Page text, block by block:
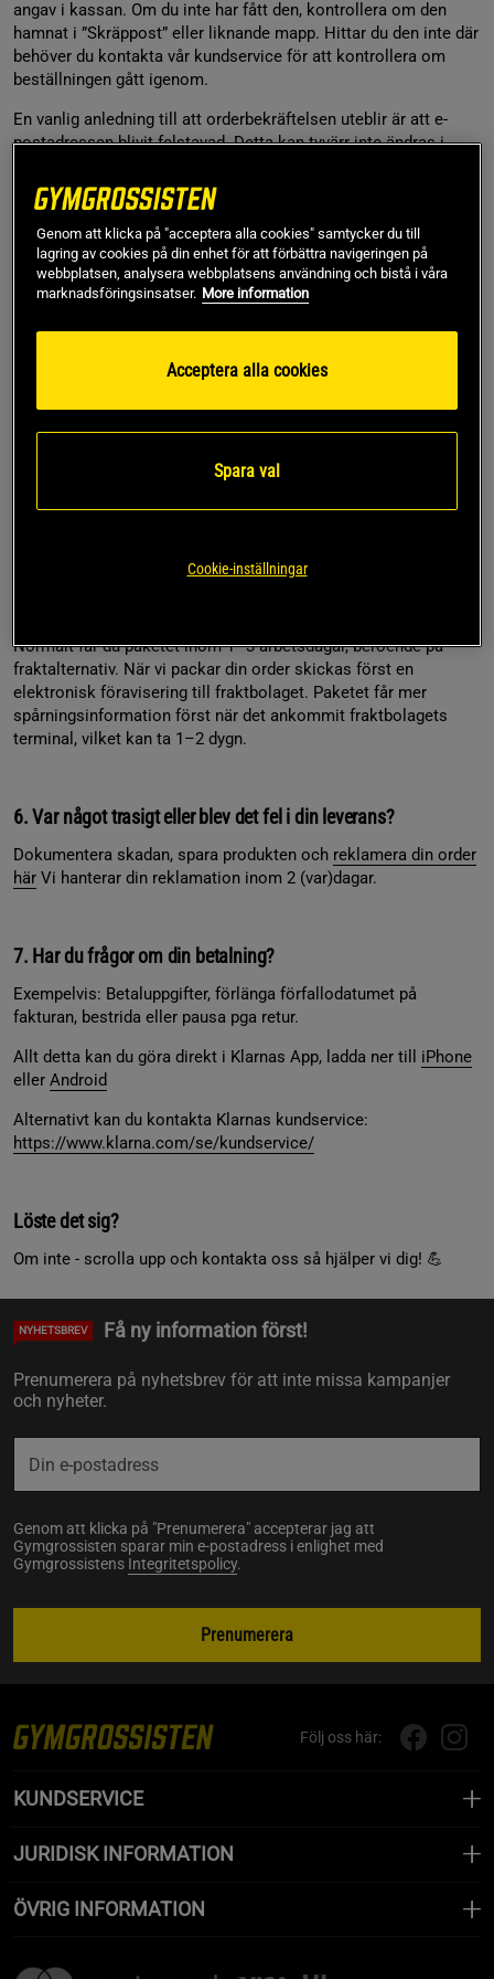
angav i kassan. Om du inte har fått den, kontrollera om den
hamnat i ”Skräppost” eller liknande mapp. Hittar du den inte där
behöver du kontakta vår kundservice för att kontrollera om
beställningen gått igenom.
En vanlig anledning till att orderbekräftelsen uteblir är att e-
postadressen blivit felstavad. Detta kan tyvärr inte ändras i
3. Har du ångrat ditt köp eller vill göra ett byte?
Registrera en retureller läs mer om hur vi hanterar bytenhär
4. Har du frågor om din återbetalning?
Du får alltid en bekräftelse från oss när din retur godkänts.
Återbetalningen utförs av vår betalpartner Klarna med samma
Normalt får du paketet inom 1–3 arbetsdagar, beroende på
fraktalternativ. När vi packar din order skickas först en
elektronisk föravisering till fraktbolaget. Paketet får mer
spårningsinformation först när det ankommit fraktbolagets
terminal, vilket kan ta 1–2 dygn.
6. Var något trasigt eller blev det fel i din leverans?
Dokumentera skadan, spara produkten och reklamera din order
här Vi hanterar din reklamation inom 2 (var)dagar.
7. Har du frågor om din betalning?
Exempelvis: Betaluppgifter, förlänga förfallodatumet på
fakturan, bestrida eller pausa pga retur.
Allt detta kan du göra direkt i Klarnas App, ladda ner till iPhone
eller Android
Alternativt kan du kontakta Klarnas kundservice:
https://www.klarna.com/se/kundservice/
Löste det sig?
Om inte - scrolla upp och kontakta oss så hjälper vi dig! 💪
NYHETSBREV Få ny information först!
Prenumerera på nyhetsbrev för att inte missa kampanjer
och nyheter.
Genom att klicka på "Prenumerera" accepterar jag att
Gymgrossisten sparar min e-postadress i enlighet med
Gymgrossistens Integritetspolicy.
Prenumerera
Följ oss här:
KUNDSERVICE
JURIDISK INFORMATION
ÖVRIG INFORMATION
Genom att klicka på "acceptera alla cookies" samtycker du till
lagring av cookies på din enhet för att förbättra navigeringen på
webbplatsen, analysera webbplatsens användning och bistå i våra
marknadsföringsinsatser. More information
Acceptera alla cookies
Spara val
Cookie-inställningar